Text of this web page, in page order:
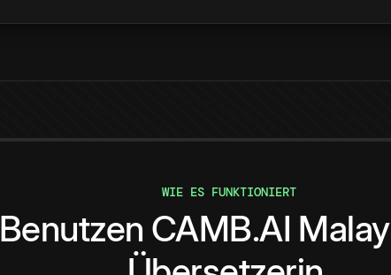
WIE ES FUNKTIONIERT
Benutzen CAMB.AI Malay